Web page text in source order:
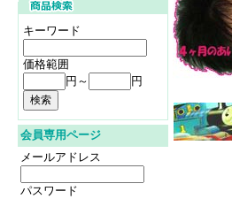
キーワード
価格範囲
円～
円
会員専用ページ
メールアドレス
パスワード